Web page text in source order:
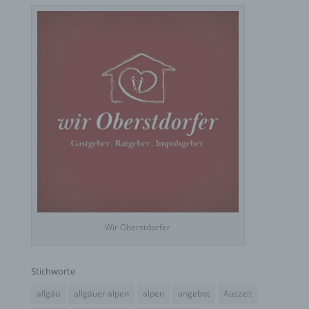
Wir Oberstdorfer
Stichworte
allgäu allgäuer alpen alpen angebot Auszeit
Pseudonymisierung ist die Verarbeitung
personenbezogener Daten in einer Weise, auf
welche die personenbezogenen Daten ohne
mehr einer spezifischen betroffenen Person
zugeordnet werden können, sofern diese
zusätzlichen Informationen gesondert aufbewahrt
Verantwortlicher oder für die Verarbeitung